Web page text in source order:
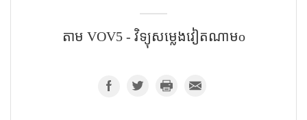
តាម​ VOV5 - វិទ្យុសម្លេងវៀតណាមo